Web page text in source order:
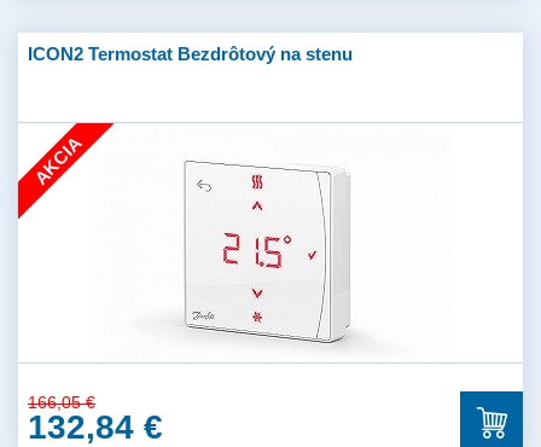
ICON2 Termostat Bezdrôtový na stenu
AKCIA
166,05 €
132,84 €